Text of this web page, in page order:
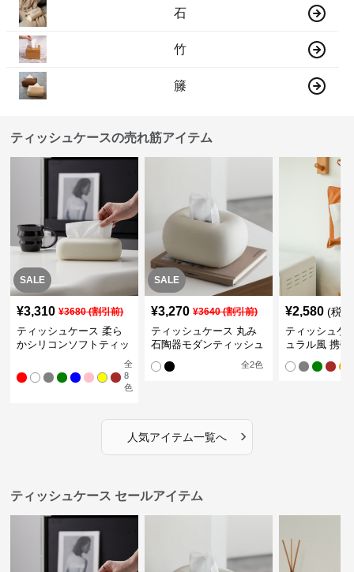
石
竹
籐
ティッシュケースの売れ筋アイテム
SALE
¥3,310 ¥3680(割引前)
ティッシュケース 柔ら
かシリコンソフトティッ
全
8
色
SALE
¥3,270 ¥3640(割引前)
ティッシュケース 丸み
石陶器モダンティッシュ
全2色
¥2,580 (税
ティッシュケ
ュラル風 携帯
人気アイテム一覧へ ›
ティッシュケース セールアイテム